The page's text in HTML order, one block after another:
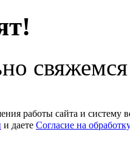
работы сайта и систему
и даете Согласие на